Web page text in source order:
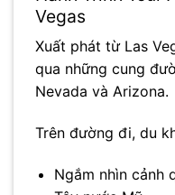
Vegas
Xuất phát từ Las
qua những cung
Nevada và Arizona.
Trên đường đi, du
Ngắm nhìn cảnh